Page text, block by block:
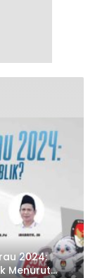
2024:
Menurut